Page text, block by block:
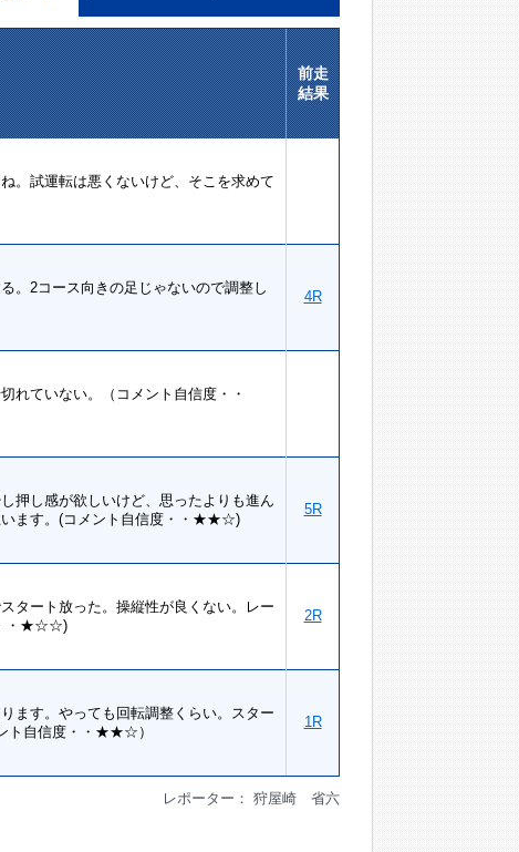
前走
結果
。試運転は悪くないけど、そこを求めて
。2コース向きの足じゃないので調整し
4R
れていない。（コメント自信度・・
押し感が欲しいけど、思ったよりも進ん
います。(コメント自信度・・★★☆)
5R
タート放った。操縦性が良くない。レー
・・★☆☆)
2R
ます。やっても回転調整くらい。スター
ト自信度・・★★☆）
1R
レポーター： 狩屋崎 省六